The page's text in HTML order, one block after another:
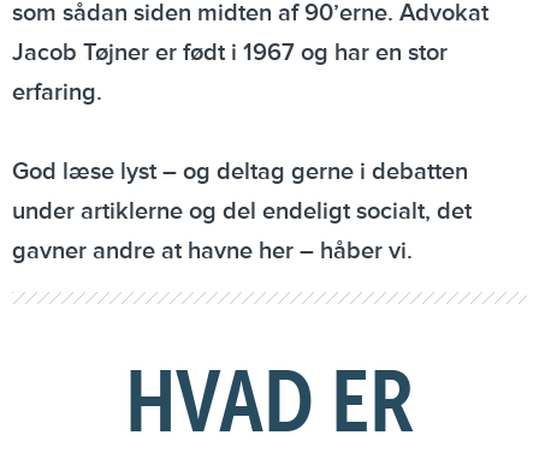
som sådan siden midten af 90’erne. Advokat
Jacob Tøjner er født i 1967 og har en stor
erfaring.
God læse lyst – og deltag gerne i debatten
under artiklerne og del endeligt socialt, det
gavner andre at havne her – håber vi.
HVAD ER